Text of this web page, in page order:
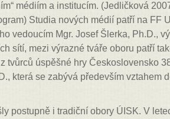
médiím a institucím. (Jedličková
Studia nových médií patří na FF
vedoucím Mgr. Josef Šlerka, Ph.D.,
sítí, mezi výrazné tváře oboru patří
tvůrců úspěšné hry Československo
která se zabývá především vztahem
postupně i tradiční obory ÚISK. V